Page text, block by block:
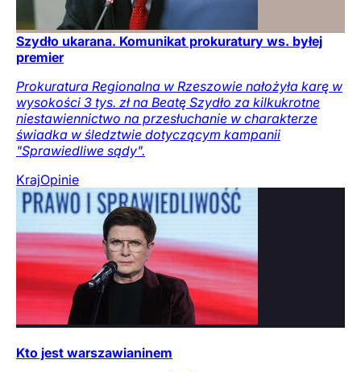
Szydło ukarana. Komunikat prokuratury ws. byłej
premier
Prokuratura Regionalna w Rzeszowie nałożyła karę w
wysokości 3 tys. zł na Beatę Szydło za kilkukrotne
niestawiennictwo na przesłuchanie w charakterze
świadka w śledztwie dotyczącym kampanii
"Sprawiedliwe sądy".
KrajOpinie
Kto jest warszawianinem